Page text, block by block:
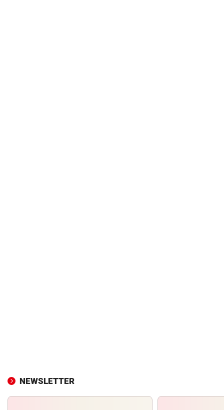
NEWSLETTER